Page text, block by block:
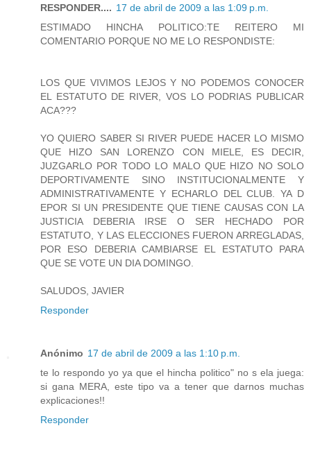
RESPONDER.... 17 de abril de 2009 a las 1:09 p.m.
ESTIMADO HINCHA POLITICO:TE REITERO MI
COMENTARIO PORQUE NO ME LO RESPONDISTE:
LOS QUE VIVIMOS LEJOS Y NO PODEMOS CONOCER
EL ESTATUTO DE RIVER, VOS LO PODRIAS PUBLICAR
ACA???
YO QUIERO SABER SI RIVER PUEDE HACER LO MISMO
QUE HIZO SAN LORENZO CON MIELE, ES DECIR,
JUZGARLO POR TODO LO MALO QUE HIZO NO SOLO
DEPORTIVAMENTE SINO INSTITUCIONALMENTE Y
ADMINISTRATIVAMENTE Y ECHARLO DEL CLUB. YA D
EPOR SI UN PRESIDENTE QUE TIENE CAUSAS CON LA
JUSTICIA DEBERIA IRSE O SER HECHADO POR
ESTATUTO, Y LAS ELECCIONES FUERON ARREGLADAS,
POR ESO DEBERIA CAMBIARSE EL ESTATUTO PARA
QUE SE VOTE UN DIA DOMINGO.
SALUDOS, JAVIER
Responder
Anónimo 17 de abril de 2009 a las 1:10 p.m.
te lo respondo yo ya que el hincha politico" no s ela juega:
si gana MERA, este tipo va a tener que darnos muchas
explicaciones!!
Responder